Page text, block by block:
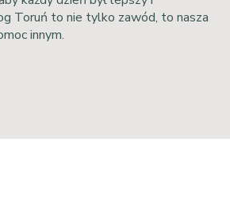
Toruń to nie tylko zawód, to nasza
innym.